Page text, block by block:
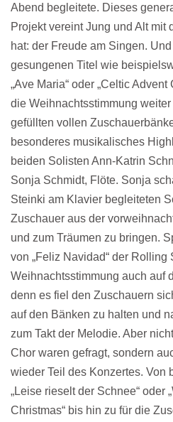
Abend begleitete. Dieses
Projekt vereint Jung und Alt mit
hat: der Freude am Singen.
gesungenen Titel wie
„Ave Maria“ oder „Celtic
die Weihnachtsstimmung
gefüllten vollen
besonderes musikalisches
beiden Solisten Ann-Katrin
Sonja Schmidt, Flöte. Sonja
Steinki am Klavier begleiteten
Zuschauer aus der
und zum Träumen zu bringen.
von „Feliz Navidad“ der Rolling
Weihnachtsstimmung auch auf
denn es fiel den Zuschauern
auf den Bänken zu halten und
zum Takt der Melodie. Aber
Chor waren gefragt, sondern
wieder Teil des Konzertes. Von
„Leise rieselt der Schnee“ oder
Christmas“ bis hin zu für die